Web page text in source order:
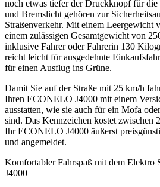
noch etwas tiefer der Druckknopf für
und Bremslicht gehören zur
Straßenverkehr. Mit einem Leergewicht
einem zulässigen Gesamtgewicht von
inklusive Fahrer oder Fahrerin 130
reicht leicht für ausgedehnte
für einen Ausflug ins Grüne.
Damit Sie auf der Straße mit 25 km/h
Ihren ECONELO J4000 mit einem
ausstatten, wie sie auch für ein Mofa
sind. Das Kennzeichen kostet zwischen
Ihr ECONELO J4000 äußerst
und angemeldet.
Komfortabler Fahrspaß mit dem
J4000